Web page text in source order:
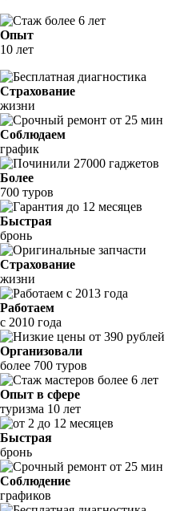
Опыт
10 лет
Страхование
жизни
Соблюдаем
график
Более
700 туров
Быстрая
бронь
Страхование
жизни
Работаем
с 2010 года
Организовали
более 700 туров
Опыт в сфере
туризма 10 лет
Быстрая
бронь
Соблюдение
графиков